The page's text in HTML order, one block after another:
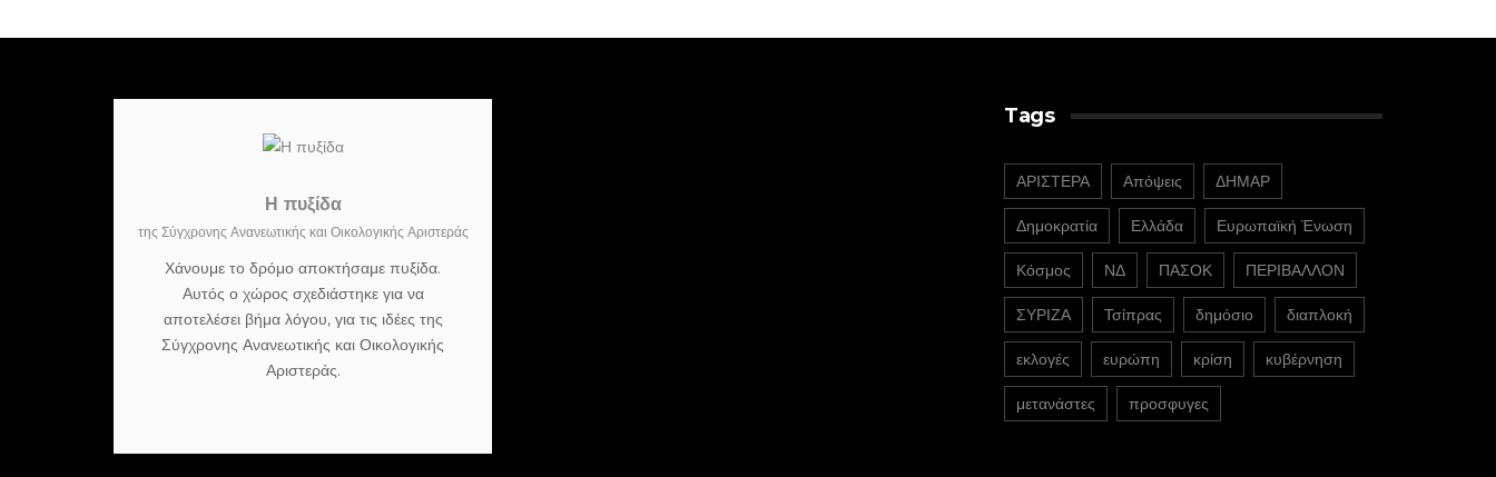
Η πυξίδα
της Σύγχρονης Ανανεωτικής και Οικολογικής Αριστεράς
Χάνουμε το δρόμο αποκτήσαμε πυξίδα.
Αυτός ο χώρος σχεδιάστηκε για να
αποτελέσει βήμα λόγου, για τις ιδέες της
Σύγχρονης Ανανεωτικής και Οικολογικής
Αριστεράς.
Tags
ΑΡΙΣΤΕΡΑ Απόψεις ΔΗΜΑΡ
Δημοκρατία Ελλάδα Ευρωπαϊκή Ένωση
Κόσμος ΝΔ ΠΑΣΟΚ ΠΕΡΙΒΑΛΛΟΝ
ΣΥΡΙΖΑ Τσίπρας δημόσιο διαπλοκή
εκλογές ευρώπη κρίση κυβέρνηση
μετανάστες προσφυγες